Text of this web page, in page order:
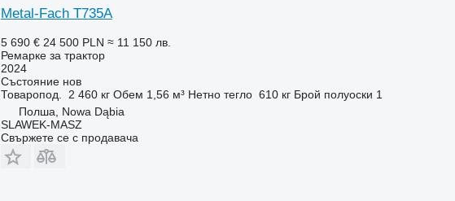
Metal-Fach T735A
5 690 € 24 500 PLN ≈ 11 150 лв.
Ремарке за трактор
2024
Състояниенов
Товаропод.
2 460 кг Обем 1,56 м³ Нетно тегло 610 кг Брой полуоски 1
Полша, Nowa Dąbia
SLAWEK-MASZ
Свържете се с продавача